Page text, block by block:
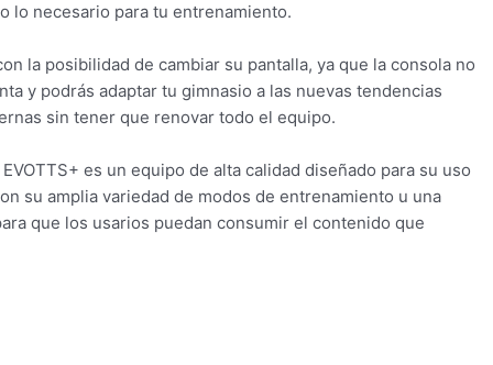
lo necesario para tu entrenamiento.
la posibilidad de cambiar su pantalla, ya que la consola no
y podrás adaptar tu gimnasio a las nuevas tendencias
sin tener que renovar todo el equipo.
es un equipo de alta calidad diseñado para su uso
su amplia variedad de modos de entrenamiento u una
que los usarios puedan consumir el contenido que